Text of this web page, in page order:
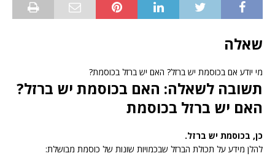
שאלה
מי יודע אם בכוסמת יש ברזל? האם יש ברזל בכוסמת?
תשובה לשאלה: האם בכוסמת יש ברזל?
האם יש ברזל בכוסמת
כן, בכוסמת יש ברזל.
להלן מידע על תכולת הברזל שבכמויות שונות של כוסמת מבושלת: